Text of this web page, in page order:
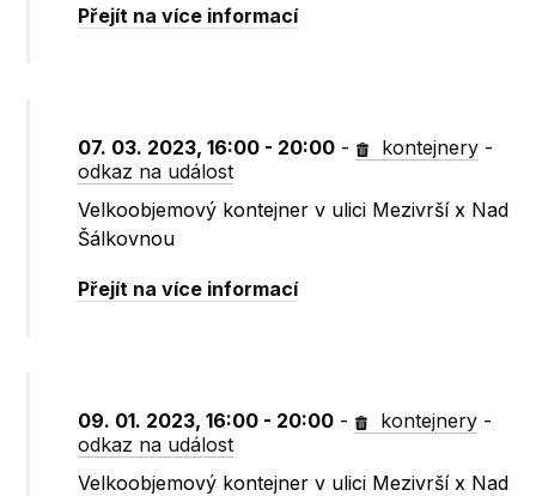
Přejít na více informací
07. 03. 2023, 16:00 - 20:00 - kontejnery -
odkaz na událost
Velkoobjemový kontejner v ulici Mezivrší x Nad
Šálkovnou
Přejít na více informací
09. 01. 2023, 16:00 - 20:00 - kontejnery -
odkaz na událost
Velkoobjemový kontejner v ulici Mezivrší x Nad